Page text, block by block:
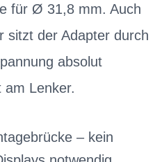
für Ø 31,8 mm. Auch
sitzt der Adapter durch
absolut
am Lenker.
– kein